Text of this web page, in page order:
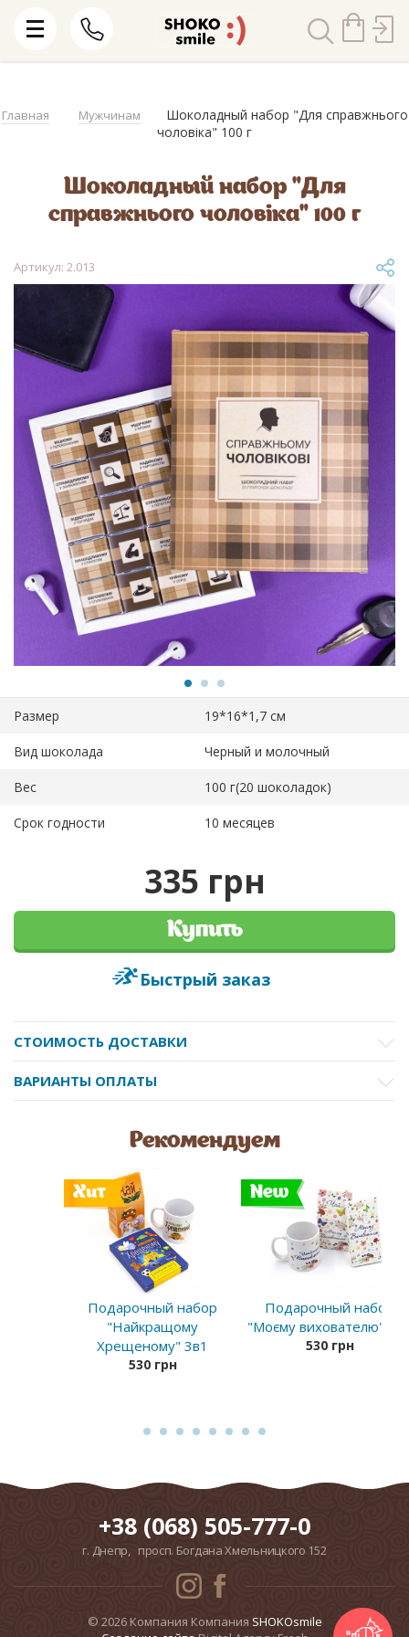
Главная Мужчинам
Шоколадный набор "Для справжнього
чоловіка" 100 г
Шоколадный набор "Для
справжнього чоловіка" 100 г
Артикул: 2.013
Размер 19*16*1,7 см
Вид шоколада Черный и молочный
Вес 100 г(20 шоколадок)
Срок годности 10 месяцев
335 грн
Купить
Быстрый заказ
СТОИМОСТЬ ДОСТАВКИ
ВАРИАНТЫ ОПЛАТЫ
Рекомендуем
Хит
Подарочный набор
"Найкращому
Хрещеному" 3в1
530 грн
New
Подарочный набор
"Моєму вихователю"
530 грн
+38 (068) 505-777-0
г. Днепр, просп. Богдана Хмельницкого 152
© 2026 Компания Компания SHOKOsmile